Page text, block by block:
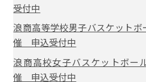
受付中
浪商高等学校男子バスケット
催 申込受付中
浪商高校女子バスケットボ
催 申込受付中